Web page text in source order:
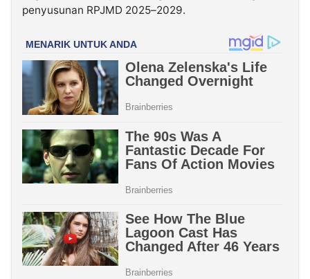
penyusunan RPJMD 2025–2029.